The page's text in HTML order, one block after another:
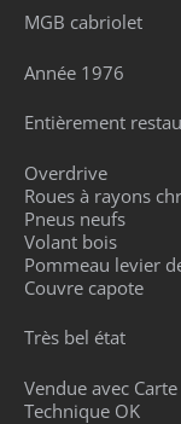
MGB cabriolet
Année 1976
Entièrement
Overdrive
Roues à rayons
Pneus neufs
Volant bois
Pommeau levier
Couvre capote
Très bel état
Vendue avec
Technique OK